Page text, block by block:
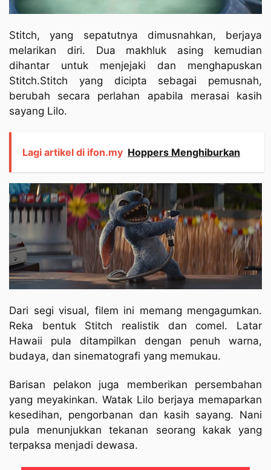
Stitch, yang sepatutnya dimusnahkan, berjaya
melarikan diri. Dua makhluk asing kemudian
dihantar untuk menjejaki dan menghapuskan
Stitch.Stitch yang dicipta sebagai pemusnah,
berubah secara perlahan apabila merasai kasih
sayang Lilo.
Lagi artikel di ifon.my Hoppers Menghiburkan
Dari segi visual, filem ini memang mengagumkan.
Reka bentuk Stitch realistik dan comel. Latar
Hawaii pula ditampilkan dengan penuh warna,
budaya, dan sinematografi yang memukau.
Barisan pelakon juga memberikan persembahan
yang meyakinkan. Watak Lilo berjaya memaparkan
kesedihan, pengorbanan dan kasih sayang. Nani
pula menunjukkan tekanan seorang kakak yang
terpaksa menjadi dewasa.